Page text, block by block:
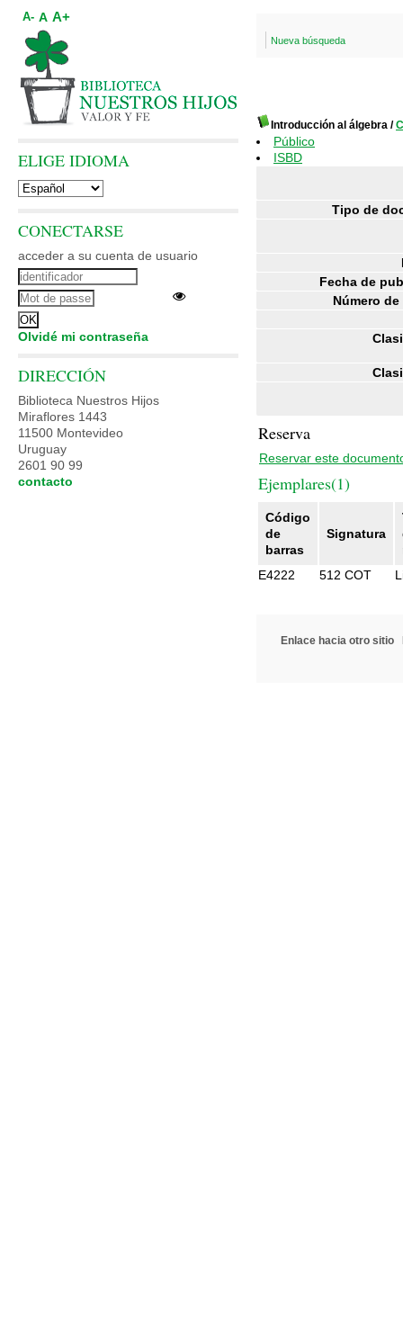
Nueva búsqueda
Introducción al álgebra /
Público
ISBD
Tipo de
Fecha de
Número
Reserva
Reservar este
Ejemplares(1)
Código
de
barras
Signatura
E4222
512 COT
Enlace hacia otro sitio
A- A A+
ELIGE IDIOMA
CONECTARSE
acceder a su cuenta de usuario
Olvidé mi contraseña
DIRECCIÓN
Biblioteca Nuestros Hijos
Miraflores 1443
11500 Montevideo
Uruguay
2601 90 99
contacto